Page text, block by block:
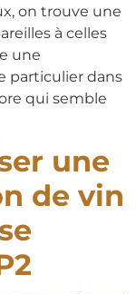
on trouve une
à celles
une
particulier dans
qui semble
une
de vin